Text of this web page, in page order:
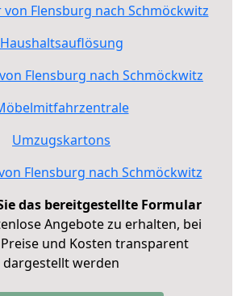
Flensburg nach Schmöckwitz
Haushaltsauflösung
Flensburg nach Schmöckwitz
Umzugskartons
Flensburg nach Schmöckwitz
das bereitgestellte Formular
Angebote zu erhalten, bei
und Kosten transparent
dargestellt werden